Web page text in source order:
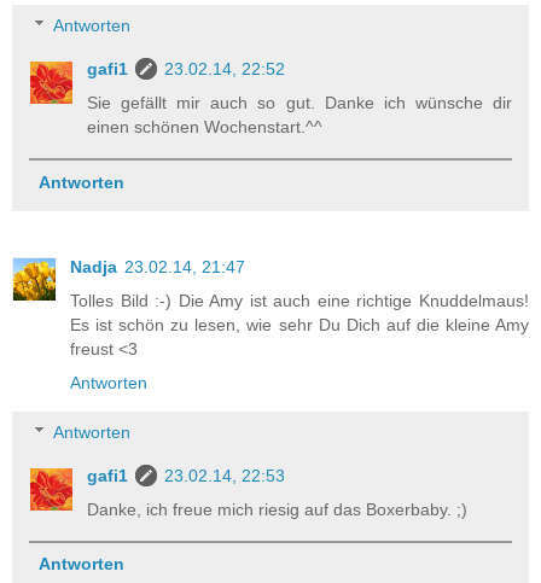
Antworten
gafi1
23.02.14, 22:52
Sie gefällt mir auch so gut. Danke ich wünsche dir
einen schönen Wochenstart.^^
Antworten
Nadja 23.02.14, 21:47
Tolles Bild :-) Die Amy ist auch eine richtige Knuddelmaus!
Es ist schön zu lesen, wie sehr Du Dich auf die kleine Amy
freust <3
Antworten
Antworten
gafi1
23.02.14, 22:53
Danke, ich freue mich riesig auf das Boxerbaby. ;)
Antworten